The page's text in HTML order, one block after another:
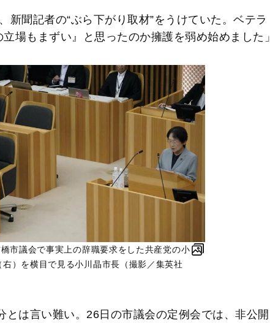
新聞記者の“ぶら下がり取材”をうけていた。ベテラ
場もまずい』と思ったのか擁護を弱め始めました」
市議会で事実上の辞職要求をした共産党の小
右）を横目で見る小川晶市長（撮影／集英社
とは言い難い。26日の市議会の定例会では、非公開